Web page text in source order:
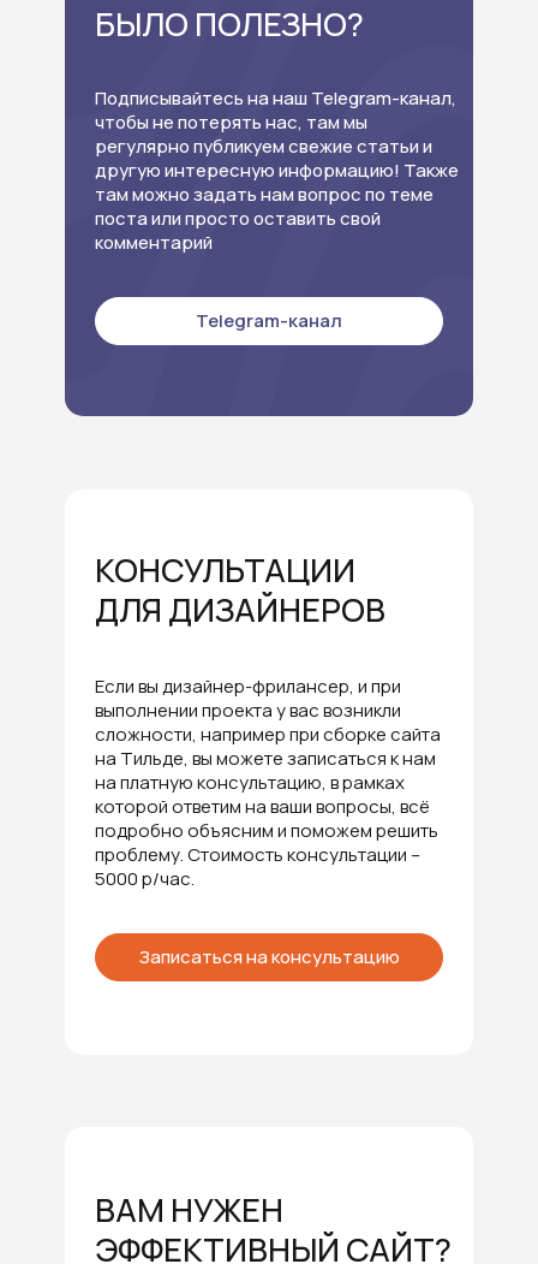
БЫЛО ПОЛЕЗНО?
Подписывайтесь на наш Telegram-канал,
чтобы не потерять нас, там мы
регулярно публикуем свежие статьи и
другую интересную информацию! Также
там можно задать нам вопрос по теме
поста или просто оставить свой
комментарий
Telegram-канал
ВАМ НУЖЕН
ЭФФЕКТИВНЫЙ САЙТ?
КОНСУЛЬТАЦИИ
ДЛЯ ДИЗАЙНЕРОВ
Если вы дизайнер-фрилансер, и при
выполнении проекта у вас возникли
сложности, например при сборке сайта
на Тильде, вы можете записаться к нам
на платную консультацию, в рамках
которой ответим на ваши вопросы, всё
подробно объясним и поможем решить
проблему. Стоимость консультации –
5000 р/час.
Записаться на консультацию